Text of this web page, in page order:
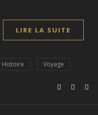
LIRE LA SUITE
Histoire Voyage